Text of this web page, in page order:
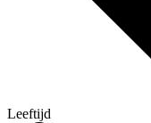
Leeftijd